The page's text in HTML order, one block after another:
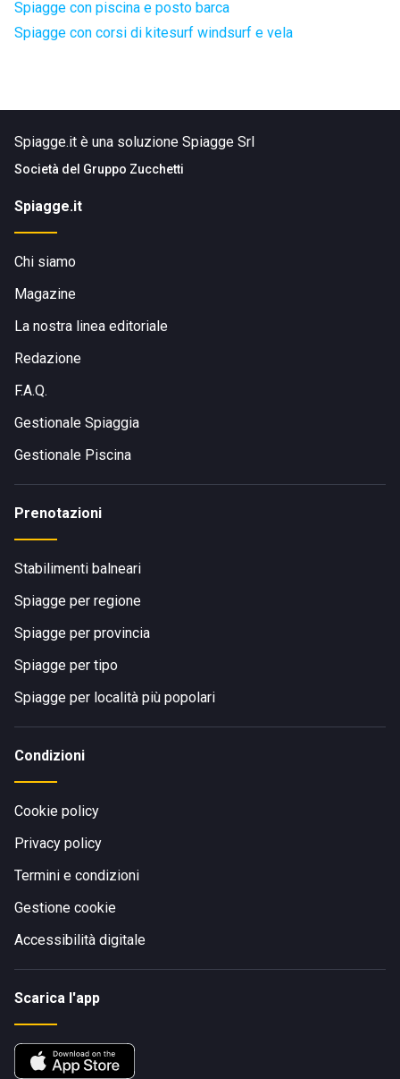
Spiagge con piscina e posto barca
Spiagge con corsi di kitesurf windsurf e vela
Spiagge.it è una soluzione Spiagge Srl
Società del Gruppo Zucchetti
Spiagge.it
Chi siamo
Magazine
La nostra linea editoriale
Redazione
F.A.Q.
Gestionale Spiaggia
Gestionale Piscina
Prenotazioni
Stabilimenti balneari
Spiagge per regione
Spiagge per provincia
Spiagge per tipo
Spiagge per località più popolari
Condizioni
Cookie policy
Privacy policy
Termini e condizioni
Gestione cookie
Accessibilità digitale
Scarica l'app